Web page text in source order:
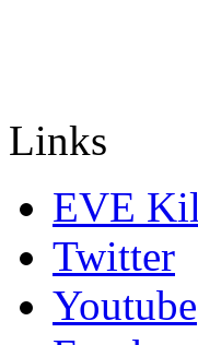
Links
EVE
Twitter
Youtube